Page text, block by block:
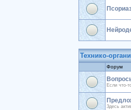
Технико-
Форум
Если что-
Здесь